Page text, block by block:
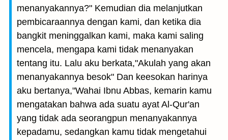
menanyakannya?" Kemudian dia melanjutkan
pembicaraannya dengan kami, dan ketika dia
bangkit meninggalkan kami, maka kami saling
mencela, mengapa kami tidak menanyakan
tentang itu. Lalu aku berkata,"Akulah yang akan
menanyakannya besok" Dan keesokan harinya
aku bertanya,"Wahai Ibnu Abbas, kemarin kamu
mengatakan bahwa ada suatu ayat Al-Qur'an
yang tidak ada seorangpun menanyakannya
kepadamu, sedangkan kamu tidak mengetahui